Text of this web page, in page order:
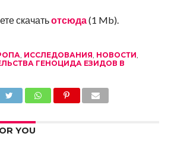
скачатьотсюда(1 Mb).
, ИССЛЕДОВАНИЯ, НОВОСТИ,
ГЕНОЦИДА ЕЗИДОВ В
YOU